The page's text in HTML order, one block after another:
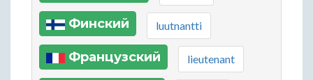
Финский luutnantti
Французский lieutenant